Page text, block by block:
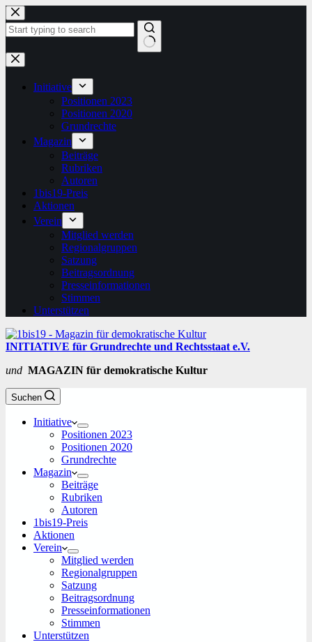
Zum
Inhalt
springen
Keine
Ergebnisse
Initiative
Positionen 2023
Positionen 2020
Grundrechte
Magazin
Beiträge
Rubriken
Autoren
1bis19-Preis
Aktionen
Verein
Mitglied werden
Regionalgruppen
Satzung
Beitragsordnung
Presseinformationen
Stimmen
Unterstützen
INITIATIVE für Grundrechte und Rechtsstaat e.V.
und MAGAZIN für demokratische Kultur
Suchen
Initiative
Positionen 2023
Positionen 2020
Grundrechte
Magazin
Beiträge
Rubriken
Autoren
1bis19-Preis
Aktionen
Verein
Mitglied werden
Regionalgruppen
Satzung
Beitragsordnung
Presseinformationen
Stimmen
Unterstützen